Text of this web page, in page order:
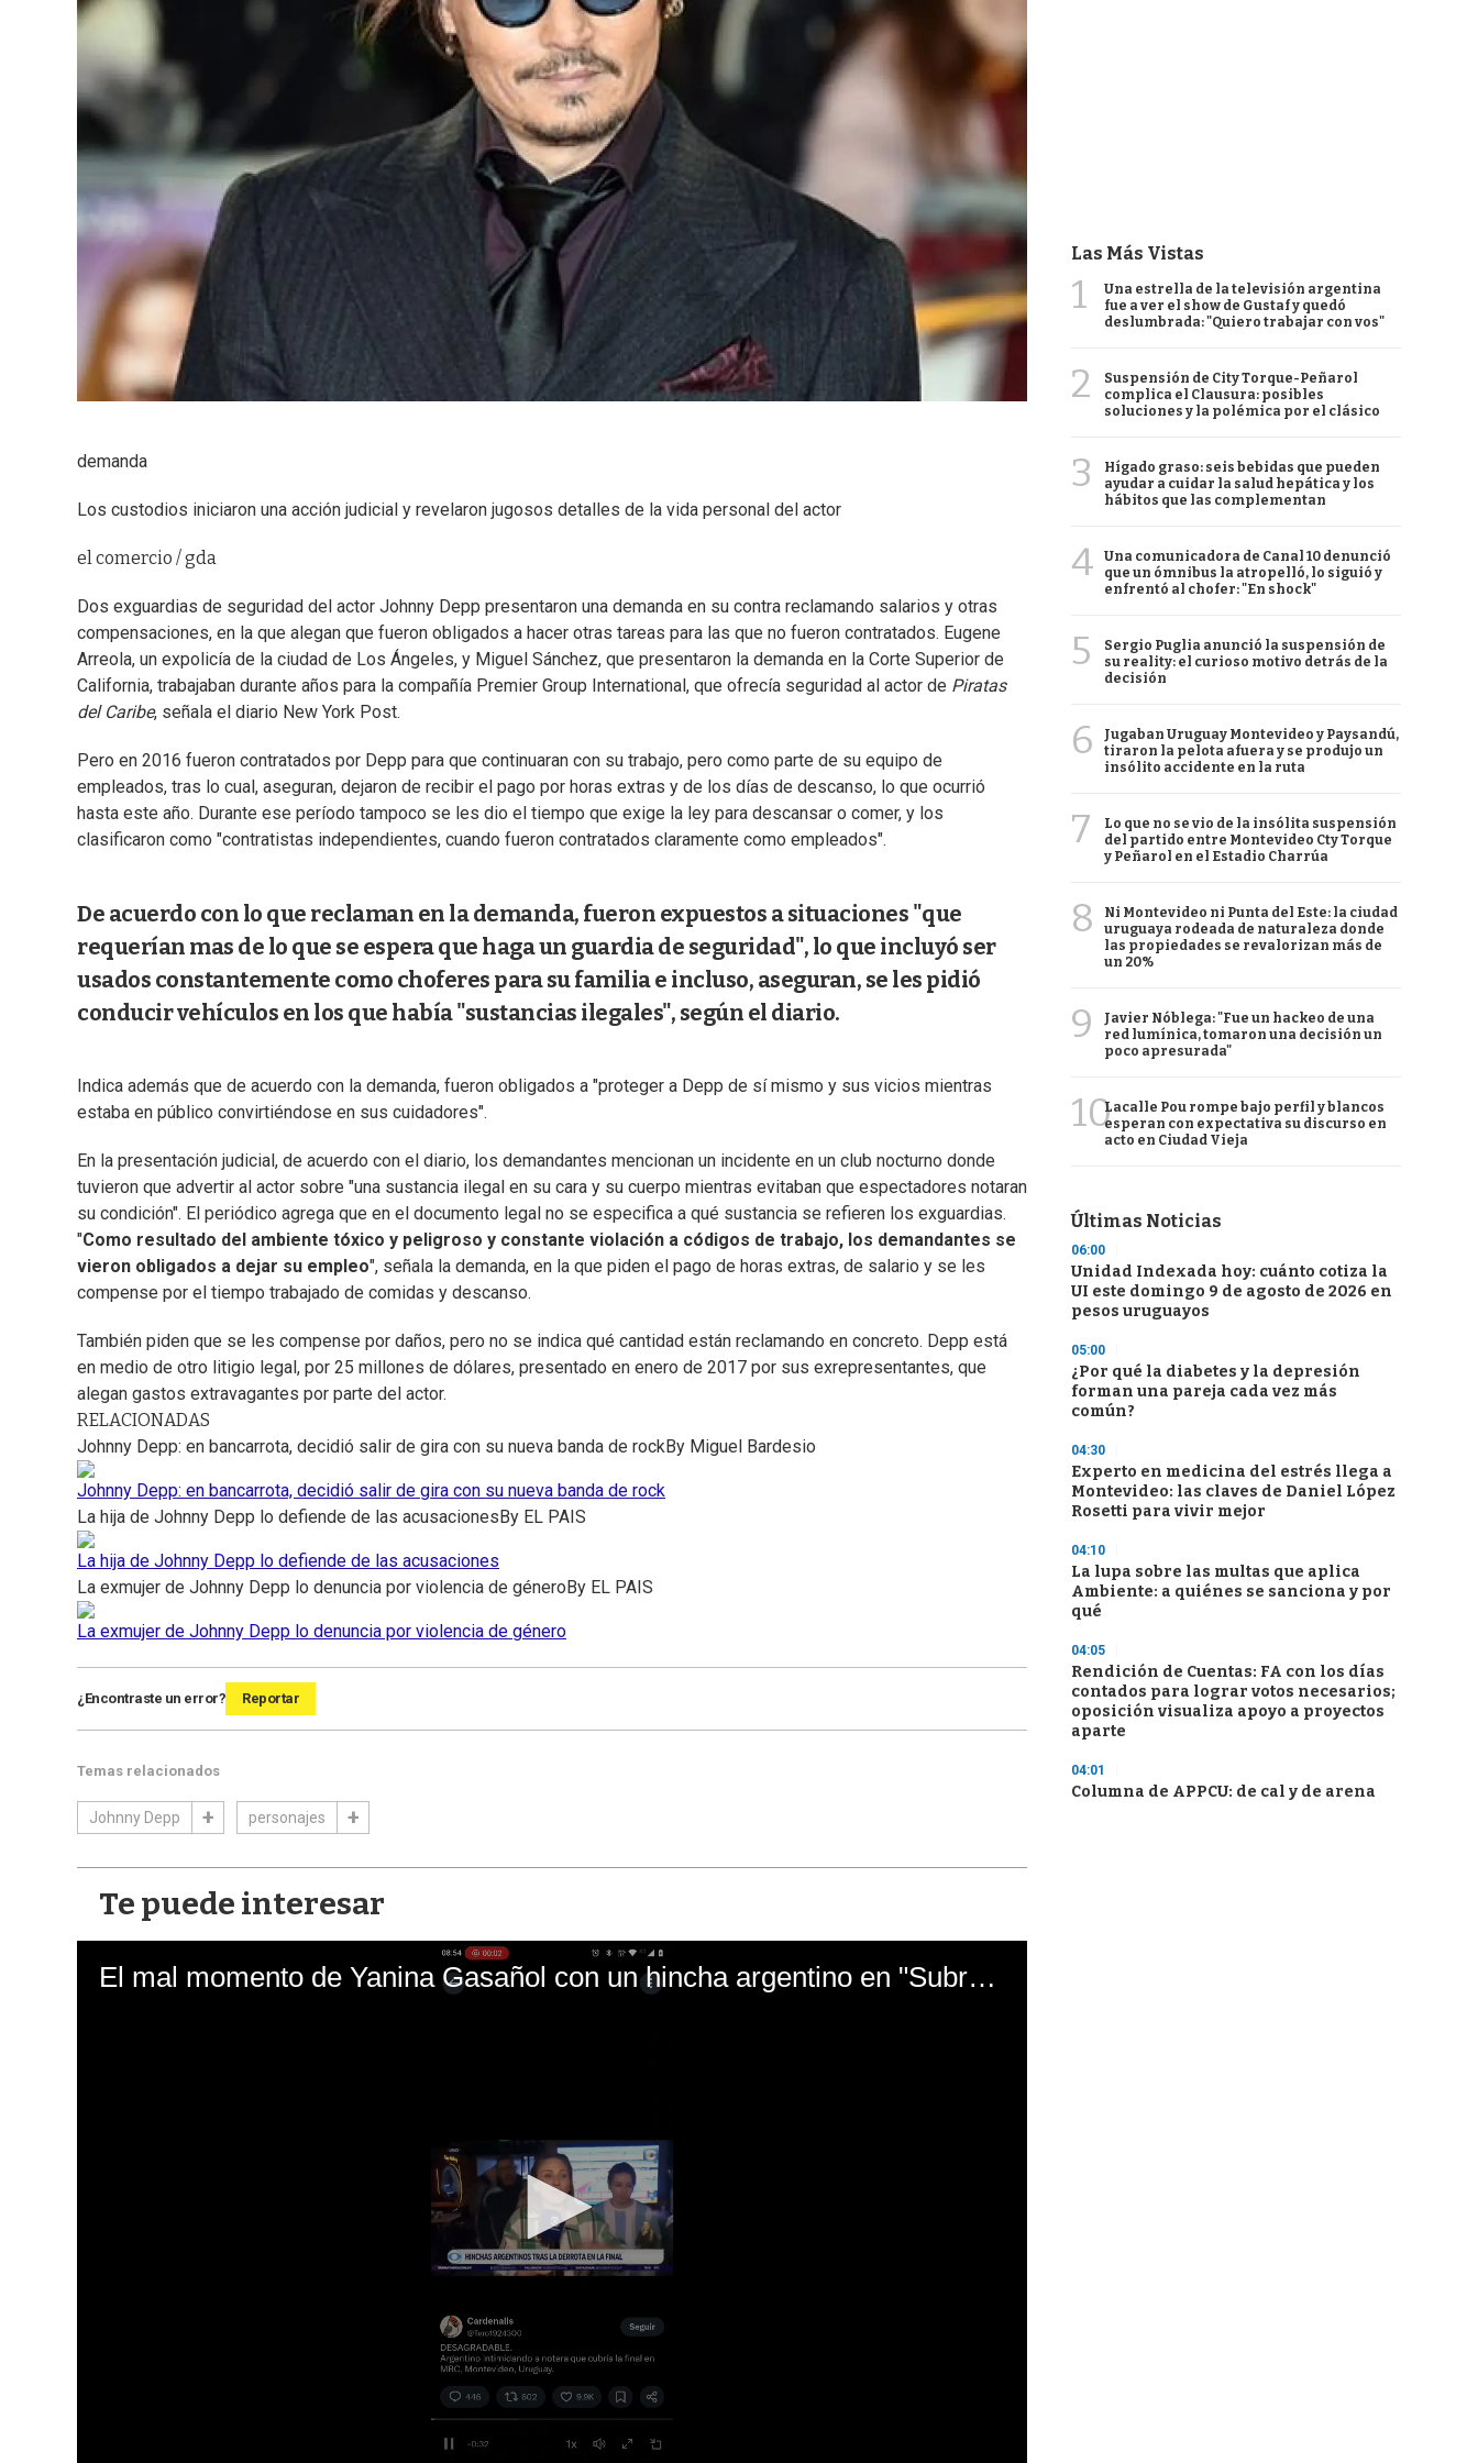
demanda
Los custodios iniciaron una acción judicial y revelaron jugosos detalles de la vida personal del actor
el comercio / gda
Dos exguardias de seguridad del actor Johnny Depp presentaron una demanda en su contra reclamando salarios y otras
compensaciones, en la que alegan que fueron obligados a hacer otras tareas para las que no fueron contratados. Eugene
Arreola, un expolicía de la ciudad de Los Ángeles, y Miguel Sánchez, que presentaron la demanda en la Corte Superior de
California, trabajaban durante años para la compañía Premier Group International, que ofrecía seguridad al actor de Piratas
del Caribe, señala el diario New York Post.
Pero en 2016 fueron contratados por Depp para que continuaran con su trabajo, pero como parte de su equipo de
empleados, tras lo cual, aseguran, dejaron de recibir el pago por horas extras y de los días de descanso, lo que ocurrió
hasta este año. Durante ese período tampoco se les dio el tiempo que exige la ley para descansar o comer, y los
clasificaron como "contratistas independientes, cuando fueron contratados claramente como empleados".
De acuerdo con lo que reclaman en la demanda, fueron expuestos a situaciones "que
requerían mas de lo que se espera que haga un guardia de seguridad", lo que incluyó ser
usados constantemente como choferes para su familia e incluso, aseguran, se les pidió
conducir vehículos en los que había "sustancias ilegales", según el diario.
Indica además que de acuerdo con la demanda, fueron obligados a "proteger a Depp de sí mismo y sus vicios mientras
estaba en público convirtiéndose en sus cuidadores".
En la presentación judicial, de acuerdo con el diario, los demandantes mencionan un incidente en un club nocturno donde
tuvieron que advertir al actor sobre "una sustancia ilegal en su cara y su cuerpo mientras evitaban que espectadores notaran
su condición". El periódico agrega que en el documento legal no se especifica a qué sustancia se refieren los exguardias.
"Como resultado del ambiente tóxico y peligroso y constante violación a códigos de trabajo, los demandantes se
vieron obligados a dejar su empleo", señala la demanda, en la que piden el pago de horas extras, de salario y se les
compense por el tiempo trabajado de comidas y descanso.
También piden que se les compense por daños, pero no se indica qué cantidad están reclamando en concreto. Depp está
en medio de otro litigio legal, por 25 millones de dólares, presentado en enero de 2017 por sus exrepresentantes, que
alegan gastos extravagantes por parte del actor.
RELACIONADAS
Johnny Depp: en bancarrota, decidió salir de gira con su nueva banda de rockBy Miguel Bardesio
Johnny Depp: en bancarrota, decidió salir de gira con su nueva banda de rock
La hija de Johnny Depp lo defiende de las acusaciones By EL PAIS
La hija de Johnny Depp lo defiende de las acusaciones
La exmujer de Johnny Depp lo denuncia por violencia de género By EL PAIS
La exmujer de Johnny Depp lo denuncia por violencia de género
¿Encontraste un error? Reportar
Temas relacionados
Johnny Depp personajes
Te puede interesar
El mal momento de Yanina Gasañol con un hincha argentino en "Subrayado"
Las Más Vistas
1
Una estrella de la televisión argentina
fue a ver el show de Gustaf y quedó
deslumbrada: "Quiero trabajar con vos"
2
Suspensión de City Torque-Peñarol
complica el Clausura: posibles
soluciones y la polémica por el clásico
3
Hígado graso: seis bebidas que pueden
ayudar a cuidar la salud hepática y los
hábitos que las complementan
4
Una comunicadora de Canal 10 denunció
que un ómnibus la atropelló, lo siguió y
enfrentó al chofer: "En shock"
5
Sergio Puglia anunció la suspensión de
su reality: el curioso motivo detrás de la
decisión
6
Jugaban Uruguay Montevideo y Paysandú,
tiraron la pelota afuera y se produjo un
insólito accidente en la ruta
7
Lo que no se vio de la insólita suspensión
del partido entre Montevideo Cty Torque
y Peñarol en el Estadio Charrúa
8
Ni Montevideo ni Punta del Este: la ciudad
uruguaya rodeada de naturaleza donde
las propiedades se revalorizan más de
un 20%
9
Javier Nóblega: "Fue un hackeo de una
red lumínica, tomaron una decisión un
poco apresurada"
10Lacalle Pou rompe bajo perfil y blancos
esperan con expectativa su discurso en
acto en Ciudad Vieja
Últimas Noticias
06:00
Unidad Indexada hoy: cuánto cotiza la
UI este domingo 9 de agosto de 2026 en
pesos uruguayos
05:00
¿Por qué la diabetes y la depresión
forman una pareja cada vez más
común?
04:30
Experto en medicina del estrés llega a
Montevideo: las claves de Daniel López
Rosetti para vivir mejor
04:10
La lupa sobre las multas que aplica
Ambiente: a quiénes se sanciona y por
qué
04:05
Rendición de Cuentas: FA con los días
contados para lograr votos necesarios;
oposición visualiza apoyo a proyectos
aparte
04:01
Columna de APPCU: de cal y de arena